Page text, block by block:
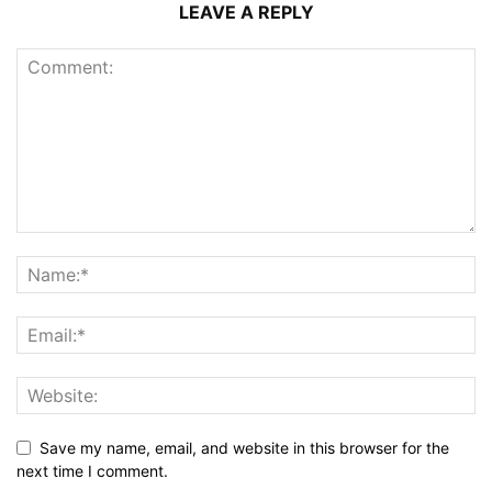
LEAVE A REPLY
Save my name, email, and website in this browser for the
next time I comment.